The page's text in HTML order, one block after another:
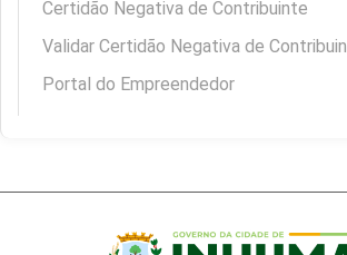
Certidão Negativa de Contribuinte
Validar Certidão Negativa de
Portal do Empreendedor